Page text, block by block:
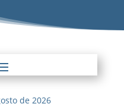
de 2026